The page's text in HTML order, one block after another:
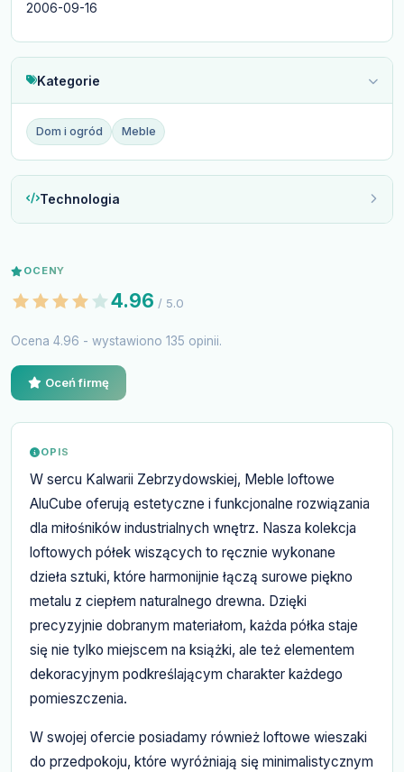
2006-09-16
Kategorie
Dom i ogród Meble
Technologia
OCENY
4.96 / 5.0
Ocena 4.96 - wystawiono 135 opinii.
Oceń firmę
OPIS
W sercu Kalwarii Zebrzydowskiej, Meble loftowe
AluCube oferują estetyczne i funkcjonalne rozwiązania
dla miłośników industrialnych wnętrz. Nasza kolekcja
loftowych półek wiszących to ręcznie wykonane
dzieła sztuki, które harmonijnie łączą surowe piękno
metalu z ciepłem naturalnego drewna. Dzięki
precyzyjnie dobranym materiałom, każda półka staje
się nie tylko miejscem na książki, ale też elementem
dekoracyjnym podkreślającym charakter każdego
pomieszczenia.
W swojej ofercie posiadamy również loftowe wieszaki
do przedpokoju, które wyróżniają się minimalistycznym